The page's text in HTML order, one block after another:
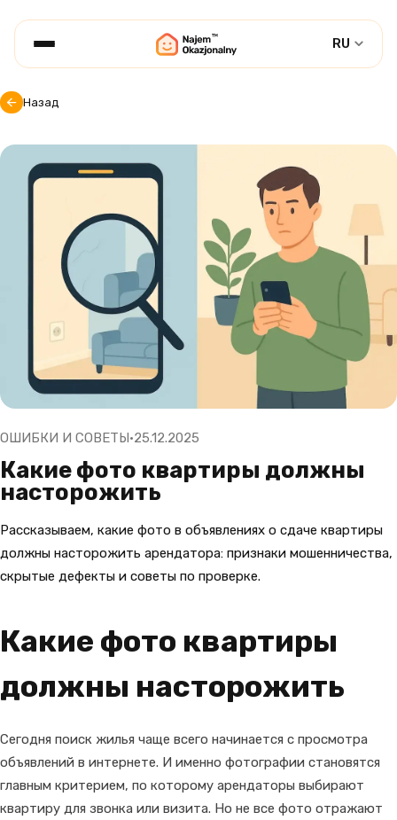
RU
Назад
ОШИБКИ И СОВЕТЫ 25.12.2025
Какие фото квартиры должны
насторожить
Рассказываем, какие фото в объявлениях о сдаче квартиры
должны насторожить арендатора: признаки мошенничества,
скрытые дефекты и советы по проверке.
Какие фото квартиры
должны насторожить
Сегодня поиск жилья чаще всего начинается с просмотра
объявлений в интернете. И именно фотографии становятся
главным критерием, по которому арендаторы выбирают
квартиру для звонка или визита. Но не все фото отражают